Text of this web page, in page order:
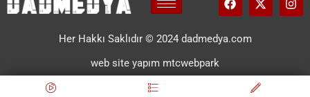
Her Hakkı Saklıdır © 2024 dadmedya.com
web site yapım mtcwebpark